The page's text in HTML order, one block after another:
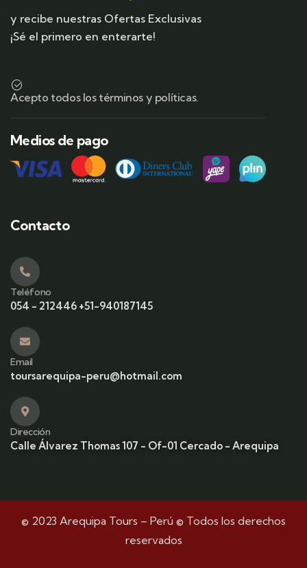
y recibe nuestras Ofertas Exclusivas
¡Sé el primero en enterarte!
Acepto todos los términos y políticas.
Medios de pago
Contacto
Teléfono
054 - 212446 +51-940187145
Email
toursarequipa-peru@hotmail.com
Dirección
Calle Álvarez Thomas 107 - Of-01 Cercado - Arequipa
© 2023 Arequipa Tours – Perú © Todos los derechos
reservados